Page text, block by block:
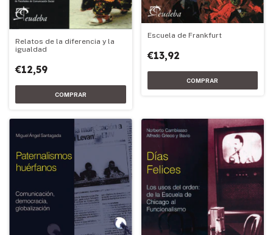
Relatos de la diferencia y la
igualdad
€12,59
Escuela de Frankfurt
€13,92